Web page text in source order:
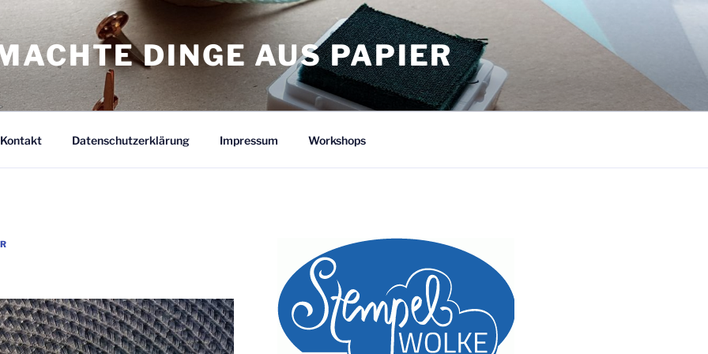
DINGE AUS PAPIER
Kontakt Datenschutzerklärung Impressum Workshops